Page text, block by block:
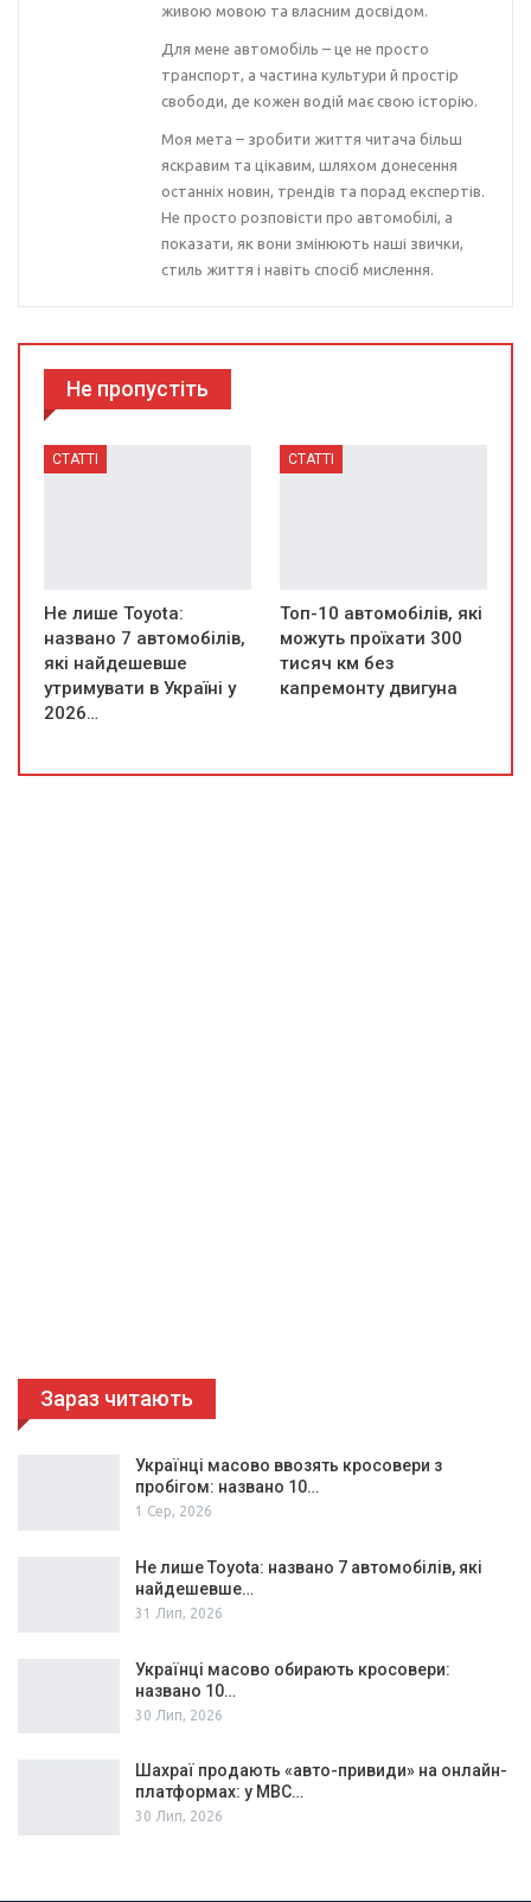
живою мовою та власним досвідом.
Для мене автомобіль – це не просто
транспорт, а частина культури й простір
свободи, де кожен водій має свою історію.
Моя мета – зробити життя читача більш
яскравим та цікавим, шляхом донесення
останніх новин, трендів та порад експертів.
Не просто розповісти про автомобілі, а
показати, як вони змінюють наші звички,
стиль життя і навіть спосіб мислення.
Не пропустіть
СТАТТІ
Не лише Toyota:
названо 7 автомобілів,
які найдешевше
утримувати в Україні у
2026…
СТАТТІ
Топ-10 автомобілів, які
можуть проїхати 300
тисяч км без
капремонту двигуна
Зараз читають
Українці масово ввозять кросовери з
пробігом: названо 10…
1 Сер, 2026
Не лише Toyota: названо 7 автомобілів, які
найдешевше…
31 Лип, 2026
Українці масово обирають кросовери:
названо 10…
30 Лип, 2026
Шахраї продають «авто-привиди» на онлайн-
платформах: у МВС…
30 Лип, 2026